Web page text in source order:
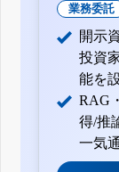
業務委託
開示
投資
能を
RAG
得/推
一気